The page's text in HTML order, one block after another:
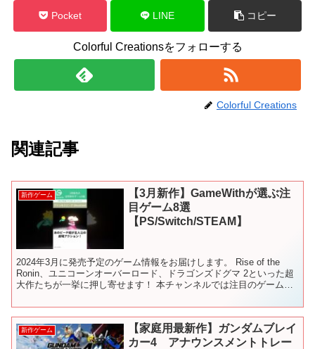
Pocket LINE コピー
Colorful Creationsをフォローする
Colorful Creations
関連記事
新作ゲーム
【3月新作】GameWithが選ぶ注
目ゲーム8選
【PS/Switch/STEAM】
2024年3月に発売予定のゲーム情報をお届けします。 Rise of the
Ronin、ユニコーンオーバーロード、ドラゴンズドグマ 2といった超
大作たちが一挙に押し寄せます！ 本チャンネルでは注目のゲーム情
新作ゲーム
【家庭用最新作】ガンダムブレイ
カー4 アナウンスメントトレー